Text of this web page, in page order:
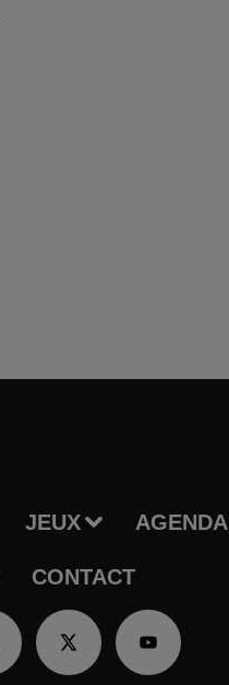
JEUX AGENDA
CONTACT